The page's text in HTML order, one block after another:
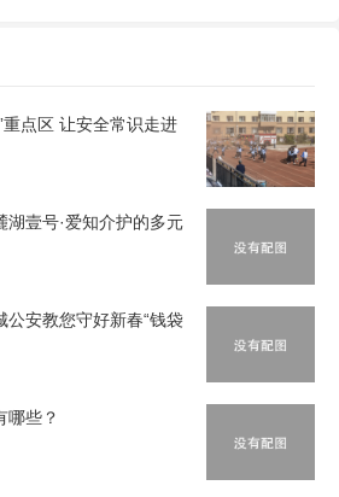
重点区 让安全常识走进
壹号·爱知介护的多元
公安教您守好新春“钱袋
哪些？